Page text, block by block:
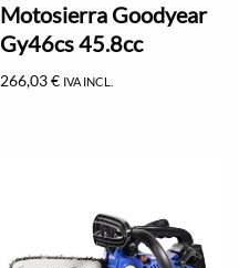
Motosierra Goodyear
Gy46cs 45.8cc
266,03€ IVA INCL.